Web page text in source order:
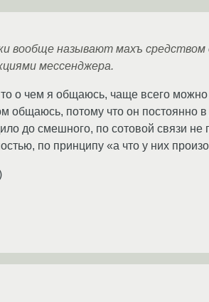
вообще называют махъ
мессенджера.
о чем я общаюсь, чаще всего можно
общаюсь, потому что он постоянно
до смешного, по сотовой связи не
по принципу «а что у них